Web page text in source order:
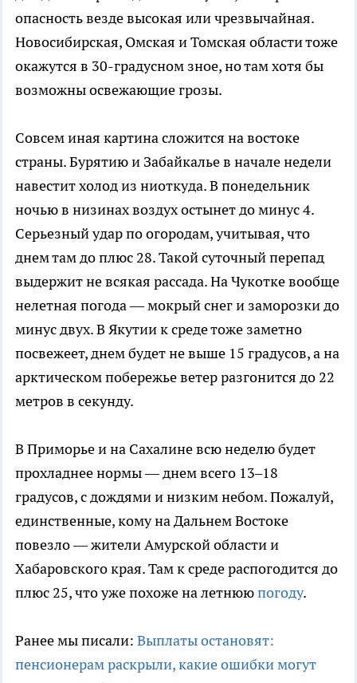
опасность везде высокая или чрезвычайная.
Новосибирская, Омская и Томская области тоже
окажутся в 30-градусном зное, но там хотя бы
возможны освежающие грозы.
Совсем иная картина сложится на востоке
страны. Бурятию и Забайкалье в начале недели
навестит холод из ниоткуда. В понедельник
ночью в низинах воздух остынет до минус 4.
Серьезный удар по огородам, учитывая, что
днем там до плюс 28. Такой суточный перепад
выдержит не всякая рассада. На Чукотке вообще
нелетная погода — мокрый снег и заморозки до
минус двух. В Якутии к среде тоже заметно
посвежеет, днем будет не выше 15 градусов, а на
арктическом побережье ветер разгонится до 22
метров в секунду.
В Приморье и на Сахалине всю неделю будет
прохладнее нормы — днем всего 13–18
градусов, с дождями и низким небом. Пожалуй,
единственные, кому на Дальнем Востоке
повезло — жители Амурской области и
Хабаровского края. Там к среде распогодится до
плюс 25, что уже похоже на летнююпогоду.
Ранее мы писали: Выплаты остановят:
пенсионерам раскрыли, какие ошибки могут